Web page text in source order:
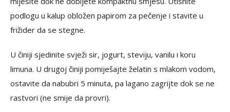
podlogu u kalup obložen papirom za pečenje i stavite u
frižider da se stegne.
U činiji sjedinite svježi sir, jogurt, steviju, vanilu i koru
limuna. U drugoj činiji pomiješajte želatin s mlakom vodom,
ostavite da nabubri 5 minuta, pa lagano zagrijte dok se ne
rastvori (ne smije da provri).